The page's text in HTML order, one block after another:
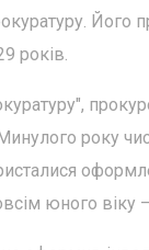
Його
років.
року
юного віку